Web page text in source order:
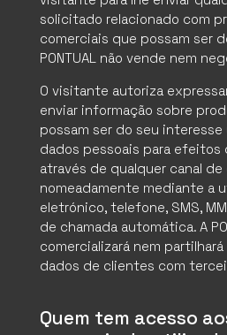
solicitado relacionado com
comerciais que possam ser
PONTUAL não vende nem
O visitante autoriza
enviar informação sobre
possam ser do seu
dados pessoais para
através de qualquer canal
nomeadamente mediante a
eletrónico, telefone, SMS,
de chamada automática. A
comercializará nem
dados de clientes com
Quem tem acesso